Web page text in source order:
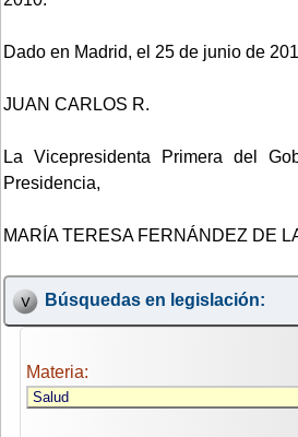
Dado en Madrid, el 25 de junio de
JUAN CARLOS R.
La Vicepresidenta Primera del
Presidencia,
MARÍA TERESA FERNÁNDEZ DE
Búsquedas en legislación:
Materia: